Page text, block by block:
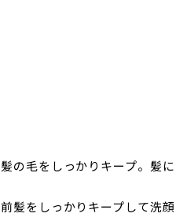
髪の毛をしっかりキープ。髪
前髪をしっかりキープして洗